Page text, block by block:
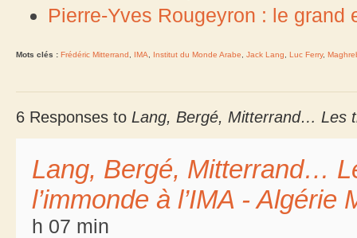
Pierre-Yves Rougeyron : le
Mots clés : Frédéric Mitterrand IMA Institut du Monde Arabe Jack Lang Luc Ferry,
6 Responses to Lang, Bergé, Mitterrand… Les
Lang, Bergé, Mitterrand…
l’immonde à l’IMA - Algérie
h 07 min